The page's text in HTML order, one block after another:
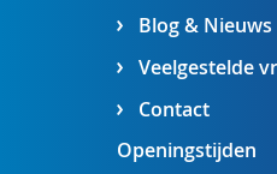
Blog & Nieuws
Veelgestelde
Contact
Openingstijden